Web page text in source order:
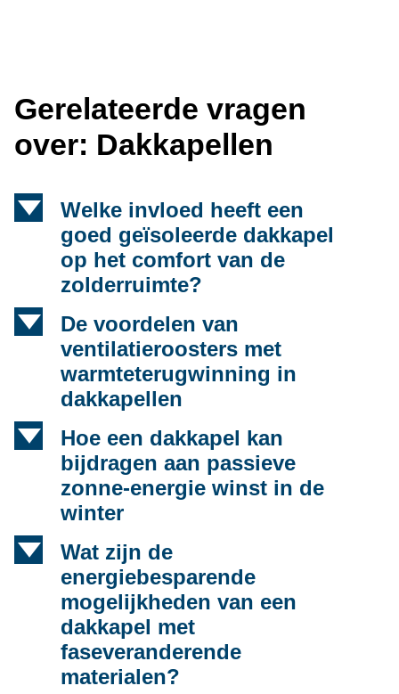
Gerelateerde vragen
over: Dakkapellen
d
Welke invloed heeft een
goed geïsoleerde dakkapel
op het comfort van de
zolderruimte?
d
De voordelen van
ventilatieroosters met
warmteterugwinning in
dakkapellen
d
Hoe een dakkapel kan
bijdragen aan passieve
zonne-energie winst in de
winter
d
Wat zijn de
energiebesparende
mogelijkheden van een
dakkapel met
faseveranderende
materialen?